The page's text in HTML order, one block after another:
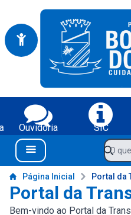
Portal da Prefeitura Municipal
Serviços da Prefeitura
Ouvidoria SIC
Navegue pelo portal da
Menu Bar
O que
Conteúdo da Prefeitura de Boa
Página Inicial Portal da
Portal da
Bem-vindo ao Portal da